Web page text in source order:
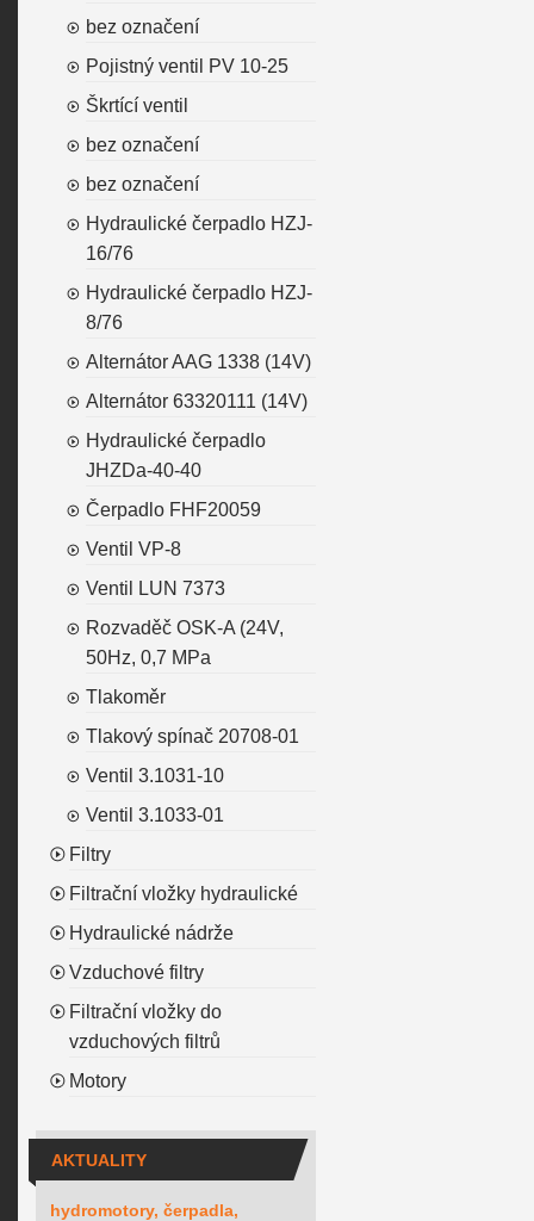
bez označení
Pojistný ventil PV 10-25
Škrtící ventil
bez označení
bez označení
Hydraulické čerpadlo HZJ-
16/76
Hydraulické čerpadlo HZJ-
8/76
Alternátor AAG 1338 (14V)
Alternátor 63320111 (14V)
Hydraulické čerpadlo
JHZDa-40-40
Čerpadlo FHF20059
Ventil VP-8
Ventil LUN 7373
Rozvaděč OSK-A (24V,
50Hz, 0,7 MPa
Tlakoměr
Tlakový spínač 20708-01
Ventil 3.1031-10
Ventil 3.1033-01
Filtry
Filtrační vložky hydraulické
Hydraulické nádrže
Vzduchové filtry
Filtrační vložky do
vzduchových filtrů
Motory
AKTUALITY
hydromotory, čerpadla,